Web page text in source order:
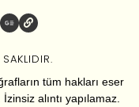
tüm hakları eser
alıntı yapılamaz.